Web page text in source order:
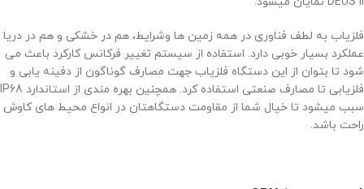
فلزیاب به لطف فناوری در همه زمین ها وشرایط، هم در خشکی و هم در دریا
عملکرد بسیار خوبی دارد. استفاده از سیستم تغییر فرکانس کارکرد باعث می
شود تا بتوان از این دستگاه فلزیاب جهت مصارف گوناگون از دفینه یابی و
فلزیابی تا مصارف صنعتی استفاده کرد. همچنین بهره مندی از استاندارد IP68
سبب میشود تا خیال شما از مقاومت دستگاهتان در انواع محیط های کاوش
راحت باشد.